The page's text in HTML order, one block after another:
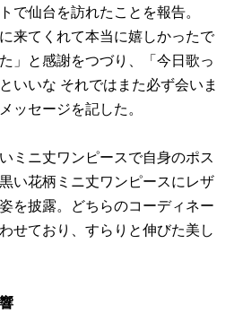
で仙台を訪れたことを報告。
来てくれて本当に嬉しかったで
」と感謝をつづり、「今日歌っ
いいな それではまた必ず会いま
ッセージを記した。
ミニ丈ワンピースで自身のポス
い花柄ミニ丈ワンピースにレザ
を披露。どちらのコーディネー
せており、すらりと伸びた美し